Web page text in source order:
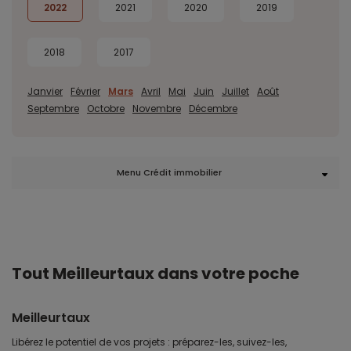
2022 2021 2020 2019
2018 2017
Janvier Février Mars Avril Mai Juin Juillet Août
Septembre
Octobre Novembre Décembre
Menu Crédit immobilier
Tout Meilleurtaux dans votre poche
Meilleurtaux
Libérez le potentiel de vos projets : préparez-les, suivez-les,